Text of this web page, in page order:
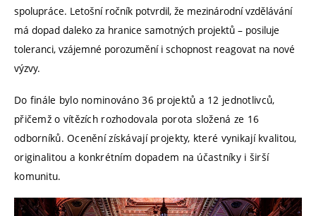
spolupráce. Letošní ročník potvrdil, že mezinárodní vzdělávání
má dopad daleko za hranice samotných projektů – posiluje
toleranci, vzájemné porozumění i schopnost reagovat na nové
výzvy.
Do finále bylo nominováno 36 projektů a 12 jednotlivců,
přičemž o vítězích rozhodovala porota složená ze 16
odborníků. Ocenění získávají projekty, které vynikají kvalitou,
originalitou a konkrétním dopadem na účastníky i širší
komunitu.